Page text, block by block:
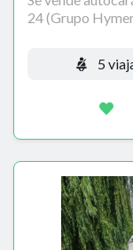
24 (Grupo
5